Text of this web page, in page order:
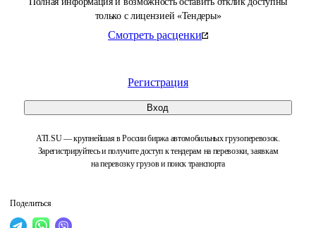
только с лицензией «Тендеры»
Смотреть расценки
Регистрация
Вход
ATI.SU — крупнейшая в России биржа автомобильных грузоперевозок.
Зарегистрируйтесь и получите доступ к тендерам на перевозки, заявкам
на перевозку грузов и поиск транспорта
Поделиться